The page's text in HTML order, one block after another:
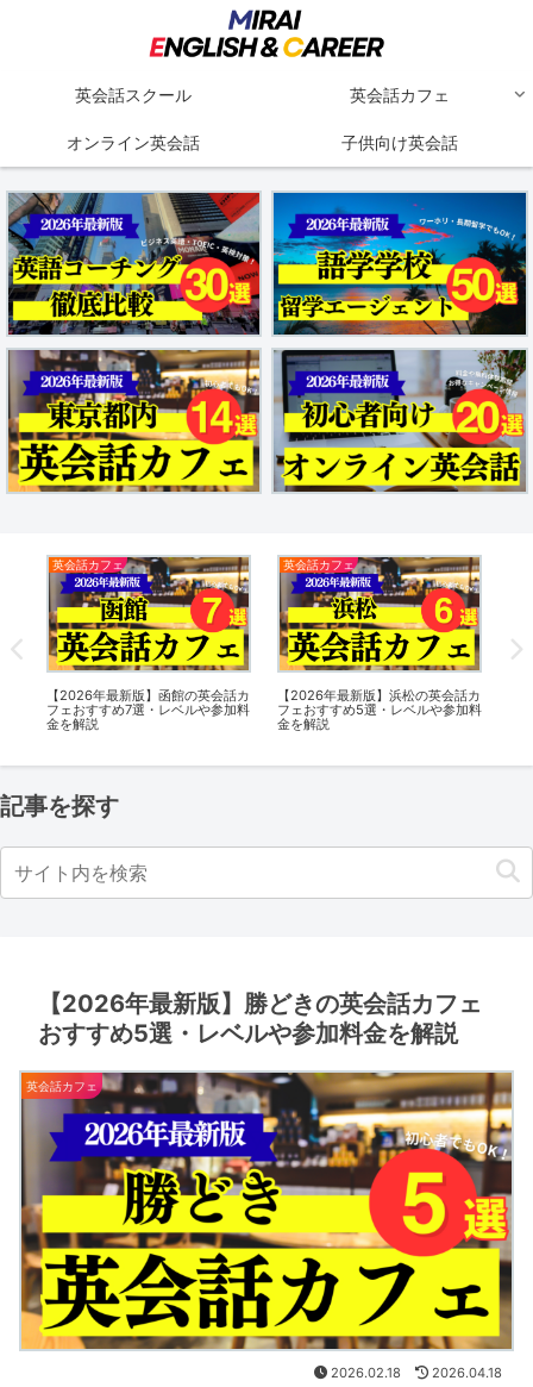
英会話スクール 英会話カフェ
オンライン英会話 子供向け英会話
英会話カフェ
【2026年最新版】大津の英会話カ
フェおすすめ5選・レベルや参加料
金を解説
英会話カフェ
【2025年最新版】橋本の英会話カ
フェおすすめ4選・レベルや参加料
金を解説
記事を探す
【2026年最新版】勝どきの英会話カフェ
おすすめ5選・レベルや参加料金を解説
英会話カフェ
2026.02.18 2026.04.18